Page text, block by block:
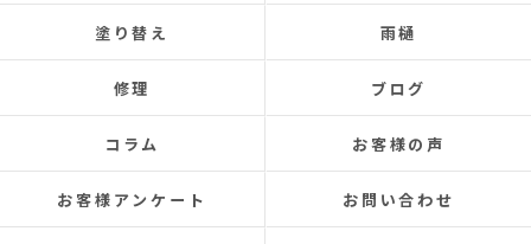
the leaks were repaired each time, the problem was
never completely fixed.
Even after repairs, the dripping sound would reappear
elsewhere, making rainy days incredibly depressing.
This time, I was determined to have the cause identified
and repaired, so I searched online reviews daily and
finally found Izawa Sangyo.
From the initial estimate, it was completely different
塗り替え 雨樋
修理 ブログ
コラム お客様の声
お客様アンケート お問い合わせ